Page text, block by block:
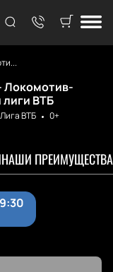
Локомотив-
лиги ВТБ
ВТБ
0+
НАШИ ПРЕИМУЩЕСТВА